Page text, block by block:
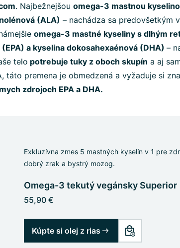
. Najbežnejšou omega-3 mastnou
(ALA) – nachádza sa predovšetkým
omega-3 mastné kyseliny s dlhým
a kyselina dokosahexaénová (DHA) –
telo potrebuje tuky z oboch skupín a aj
táto premena je obmedzená a vyžaduje si
zdrojoch EPA a DHA.
Exkluzívna zmes 5 mastných kyselín v 1 pre
dobrý zrak a bystrý mozog.
Omega-3 tekutý vegánsky Superior
55,90 €
Kúpte si olej z rias